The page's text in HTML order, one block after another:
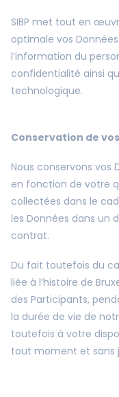
SIBP met tout en
optimale vos
l’information du
confidentialité ainsi
technologique.
Conservation de
Nous conservons vos
en fonction de votre
collectées dans le
les Données dans un
contrat.
Du fait toutefois du
liée à l’histoire de
des Participants,
la durée de vie de
toutefois à votre
tout moment et sans